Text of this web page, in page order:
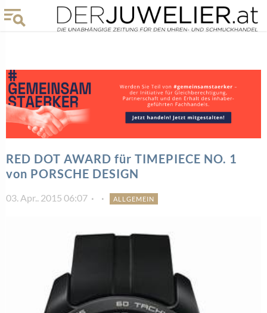
RED DOT AWARD für TIMEPIECE NO. 1
von PORSCHE DESIGN
03. Apr.. 2015 06:07 ALLGEMEIN